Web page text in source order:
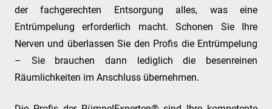
der fachgerechten Entsorgung alles, was eine
Entrümpelung erforderlich macht. Schonen Sie Ihre
Nerven und überlassen Sie den Profis die Entrümpelung
– Sie brauchen dann lediglich die besenreinen
Räumlichkeiten im Anschluss übernehmen.